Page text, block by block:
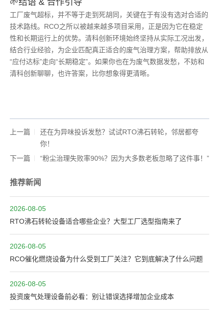
🌱结语 & 合作引导
工厂废气超标，并不等于走到死胡同，关键在于有没有选对合适的
技术路线。RCO之所以被越来越多项目采用，正是因为它在稳定
性和长期运行上的优势。清科创新环境始终坚持从实际工况出发，
结合行业经验，为企业匹配真正适合的废气治理方案，帮助排放从
“应付达标”走向“长期稳定”。如果你也在为废气数据发愁，不妨和
清科创新聊聊，也许答案，比你想象得更清晰。
上一篇
还在为异味投诉发愁？试试RTO沸石转轮，邻居都夸
你！
下一篇
“粉尘治理失败率90%？因为大多数老板忽略了这件事！”
推荐新闻
2026-08-05
RTO沸石转轮设备适合哪些企业？大型工厂选型指南来了
2026-08-05
RCO催化燃烧设备为什么受到工厂关注？它到底解决了什么问题
2026-08-05
投资废气处理设备前必看：别让错误选择增加企业成本